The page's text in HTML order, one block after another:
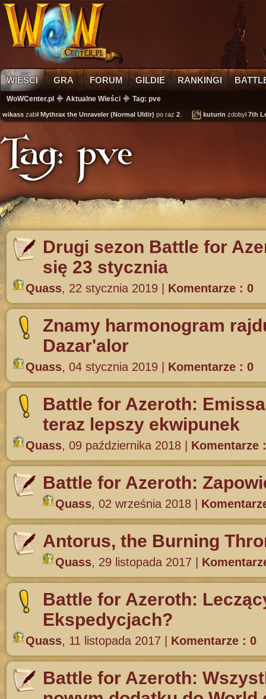
WIEŚCI GRA FORUM GILDIE RANKINGI
WoWCenter.pl Aktualne Wieści Tag: pve
zabiłMythrax the Unraveler (Normal Uldir)po raz 2. kuturinzdobył7th
Tag: pve
Drugi sezon Battle for
się 23 stycznia
Quass, 22 stycznia 2019 Komentarze : 0
Znamy harmonogram
Dazar'alor
Quass, 04 stycznia 2019 Komentarze : 0
Battle for Azeroth:
teraz lepszy ekwipunek
Quass, 09 października 2018 Komentarze
Battle for Azeroth:
Quass, 02 września 2018
Antorus, the Burning
Quass, 29 listopada 2017
Battle for Azeroth:
Ekspedycjach?
Quass, 11 listopada 2017 Komentarze : 0
Battle for Azeroth: